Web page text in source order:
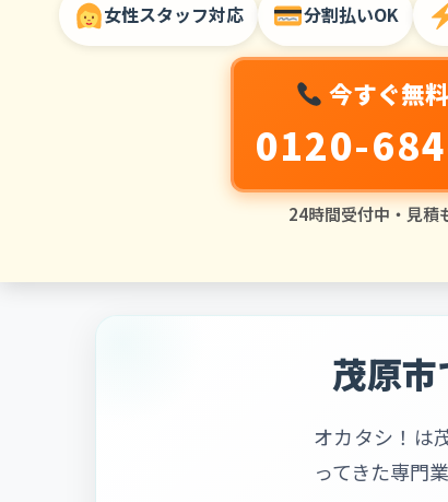
女性スタッフ対応 分割払いOK
今すぐ無
0120-
24時間受付中・見積
茂原
オカタシ！は
ってきた専門